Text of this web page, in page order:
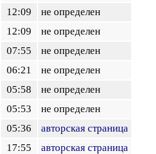
12:09
не определен
12:09
не определен
07:55
не определен
06:21
не определен
05:58
не определен
05:53
не определен
05:36
авторская страница
17:55
авторская страница